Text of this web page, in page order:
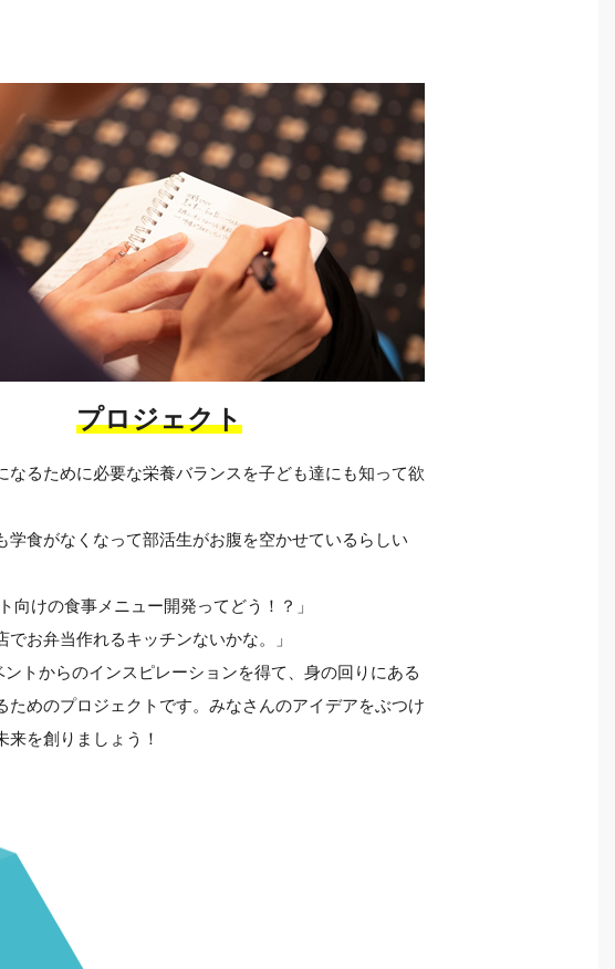
プロジェクト
なるために必要な栄養バランスを子ども達にも知って欲
学食がなくなって部活生がお腹を空かせているらしい
向けの食事メニュー開発ってどう！？」
でお弁当作れるキッチンないかな。」
ントからのインスピレーションを得て、身の回りにある
ためのプロジェクトです。みなさんのアイデアをぶつけ
来を創りましょう！